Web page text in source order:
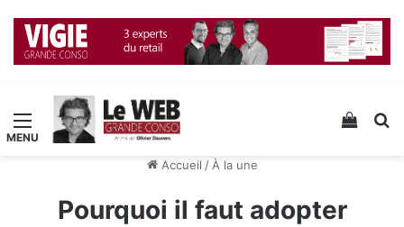
Menu Voir
Accueil / À la une
Pourquoi il faut adopter